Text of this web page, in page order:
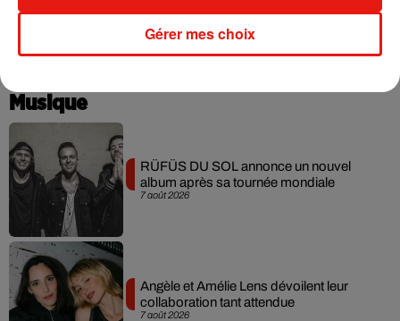
Musique
7 août 2026
RÜFÜS DU SOL annonce un nouvel
album après sa tournée mondiale
7 août 2026
Angèle et Amélie Lens dévoilent leur
collaboration tant attendue
Gérer mes choix